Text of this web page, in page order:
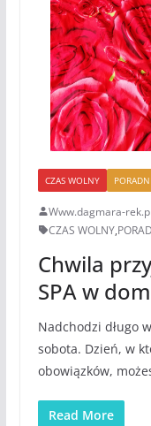
CZAS WOLNY
Www.dagmara-rek.pl
CZAS WOLNY,
Chwila
SPA w
Nadchodzi długo
sobota. Dzień, w
obowiązków,
Read More